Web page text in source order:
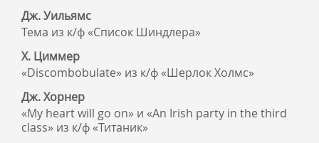
Дж. Уильямс
Тема из к/ф «Список Шиндлера»
Х. Циммер
«Discombobulate» из к/ф «Шерлок Холмс»
Дж. Хорнер
«My heart will go on» и «An Irish party in the third
class» из к/ф «Титаник»